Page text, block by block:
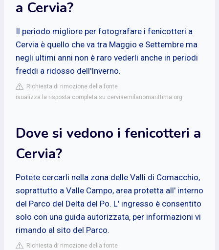
a Cervia?
Il periodo migliore per fotografare i fenicotteri a
Cervia è quello che va tra Maggio e Settembre ma
negli ultimi anni non è raro vederli anche in periodi
freddi a ridosso dell'Inverno.
Richiesta di rimozione della fonte
isualizza la risposta completa su cerviaemilanomarittima.org
Dove si vedono i fenicotteri a
Cervia?
Potete cercarli nella zona delle Valli di Comacchio,
soprattutto a Valle Campo, area protetta all' interno
del Parco del Delta del Po. L' ingresso è consentito
solo con una guida autorizzata, per informazioni vi
rimando al sito del Parco.
Richiesta di rimozione della fonte